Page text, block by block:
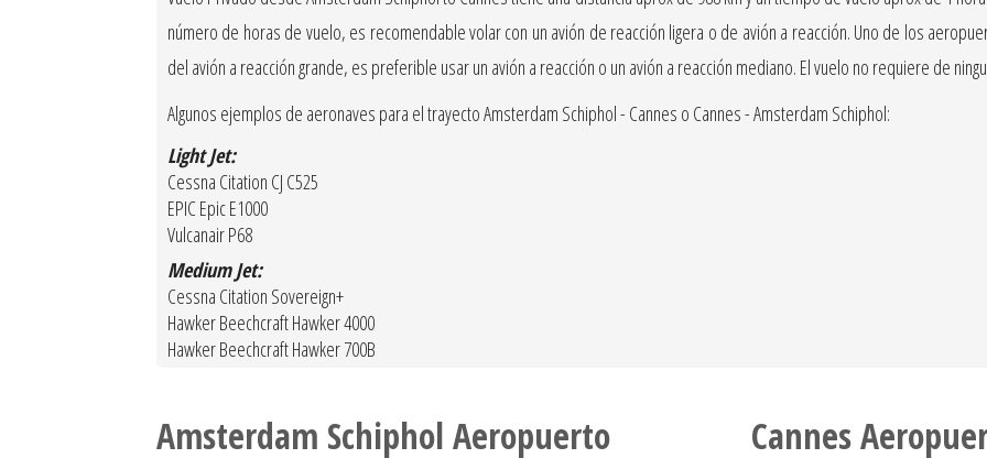
número de horas de vuelo, es recomendable volar con un avión de reacción ligera o de avión a reacción. Uno de los
del avión a reacción grande, es preferible usar un avión a reacción o un avión a reacción mediano. El vuelo no requiere de
Algunos ejemplos de aeronaves para el trayecto Amsterdam Schiphol - Cannes o Cannes - Amsterdam Schiphol:
Light Jet:
Cessna Citation CJ C525
EPIC Epic E1000
Vulcanair P68
Medium Jet:
Cessna Citation Sovereign+
Hawker Beechcraft Hawker 4000
Hawker Beechcraft Hawker 700B
Amsterdam Schiphol Aeropuerto Cannes